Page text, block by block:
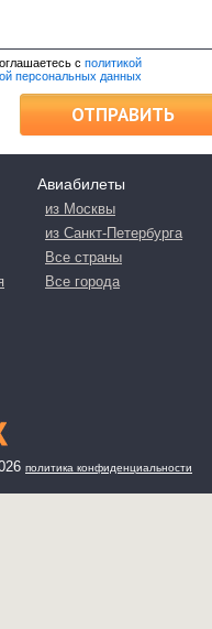
с политикой
персональных данных
ОТПРАВИТЬ
Авиабилеты
из Москвы
из Санкт-Петербурга
Все страны
Все города
политика конфиденциальности